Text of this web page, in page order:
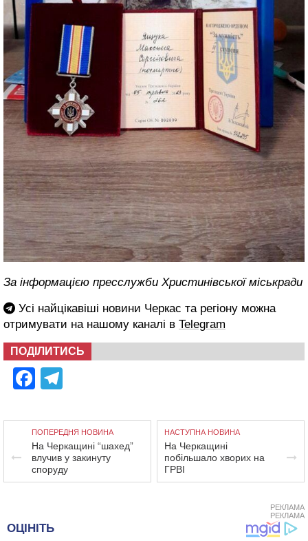
За інформацією пресслужби Христинівської міськради
Усі найцікавіші новини Черкас та регіону можна
отримувати на нашому каналі в Telegram
ПОДІЛИТИСЬ
Facebook
ПОПЕРЕДНЯ НОВИНА
На Черкащині “шахед”
влучив у закинуту
споруду
НАСТУПНА НОВИНА
На Черкащині
побільшало хворих на
ГРВІ
РЕКЛАМА
РЕКЛАМА